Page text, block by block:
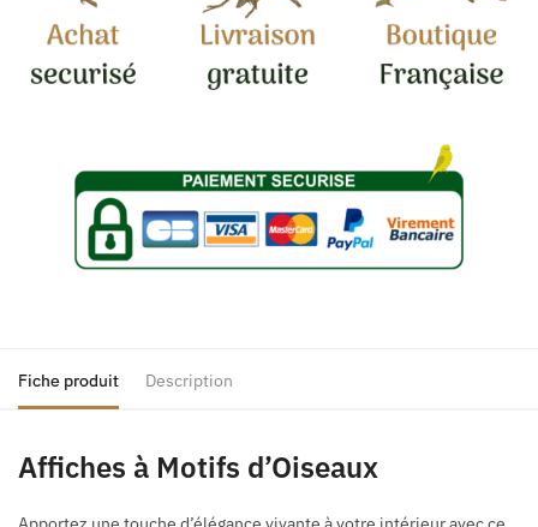
Fiche produit Description
Affiches à Motifs d’Oiseaux